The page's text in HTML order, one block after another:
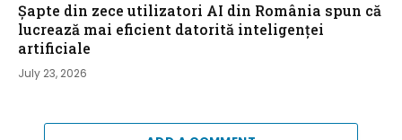
Șapte din zece utilizatori AI din România spun că
lucrează mai eficient datorită inteligenței
artificiale
July 23, 2026